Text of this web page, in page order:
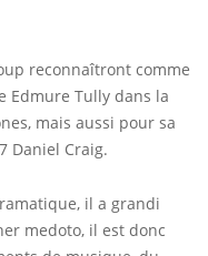
reconnaîtront comme
Edmure Tully dans la
mais aussi pour sa
Daniel Craig.
il a grandi
medoto, il est donc